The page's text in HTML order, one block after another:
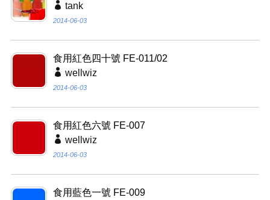
tank
2014-06-03
食用紅色四十號 FE-011/02
wellwiz
2014-06-03
食用紅色六號 FE-007
wellwiz
2014-06-03
食用藍色一號 FE-009